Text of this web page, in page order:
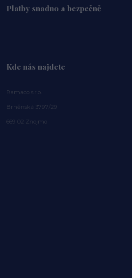
Platby snadno a bezpečně
Kde nás najdete
Ramaco s.r.o.
Brněnská 3797/29
669 02 Znojmo